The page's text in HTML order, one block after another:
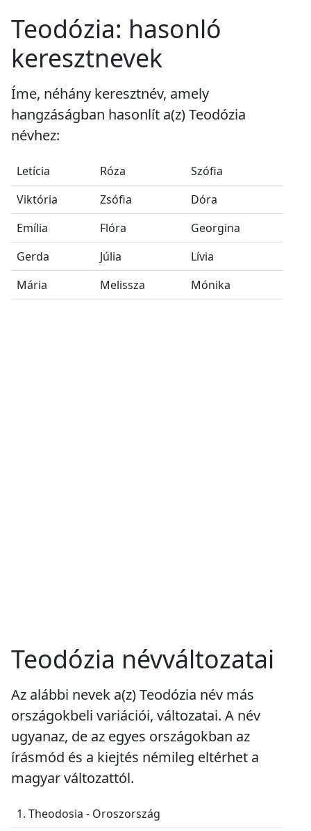
Teodózia: hasonló
keresztnevek
Íme, néhány keresztnév, amely
hangzáságban hasonlít a(z) Teodózia
névhez:
Letícia Róza
Szófia
Viktória
Zsófia
Dóra
Emília
Flóra
Georgina
Gerda
Júlia
Lívia
Mária
Melissza Mónika
Teodózia névváltozatai
Az alábbi nevek a(z) Teodózia név más
országokbeli variációi, változatai. A név
ugyanaz, de az egyes országokban az
írásmód és a kiejtés némileg eltérhet a
magyar változattól.
1. Theodosia - Oroszország